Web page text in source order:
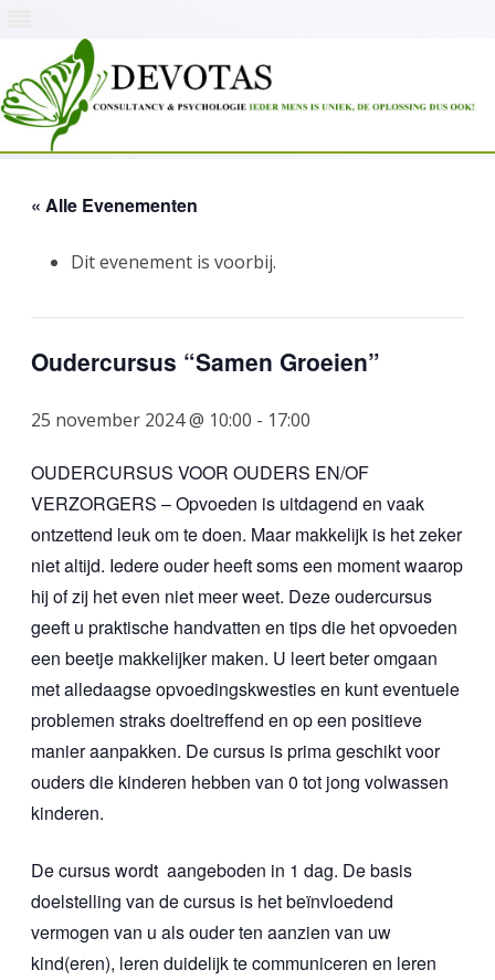
« Alle Evenementen
Dit evenement is voorbij.
Oudercursus “Samen Groeien”
25 november 2024 @ 10:00 - 17:00
OUDERCURSUS VOOR OUDERS EN/OF
VERZORGERS – Opvoeden is uitdagend en vaak
ontzettend leuk om te doen. Maar makkelijk is het zeker
niet altijd. Iedere ouder heeft soms een moment waarop
hij of zij het even niet meer weet. Deze oudercursus
geeft u praktische handvatten en tips die het opvoeden
een beetje makkelijker maken. U leert beter omgaan
met alledaagse opvoedingskwesties en kunt eventuele
problemen straks doeltreffend en op een positieve
manier aanpakken. De cursus is prima geschikt voor
ouders die kinderen hebben van 0 tot jong volwassen
kinderen.
De cursus wordt aangeboden in 1 dag. De basis
doelstelling van de cursus is het beïnvloedend
vermogen van u als ouder ten aanzien van uw
kind(eren), leren duidelijk te communiceren en leren